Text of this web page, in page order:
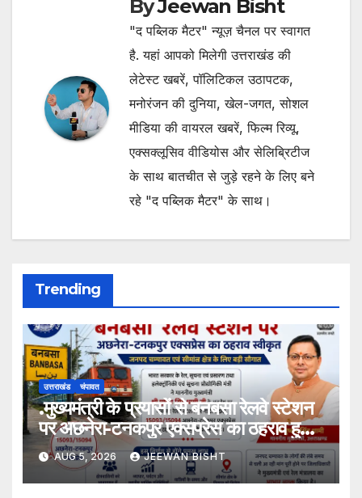
ByJeewan Bisht
"द पब्लिक मैटर" न्यूज़ चैनल पर स्वागत
है. यहां आपको मिलेगी उत्तराखंड की
लेटेस्ट खबरें, पॉलिटिकल उठापटक,
मनोरंजन की दुनिया, खेल-जगत, सोशल
मीडिया की वायरल खबरें, फिल्म रिव्यू,
एक्सक्लूसिव वीडियोस और सेलिब्रिटीज
के साथ बातचीत से जुड़े रहने के लिए बने
रहे "द पब्लिक मैटर" के साथ।
Trending
उत्तराखंड चंपावत
.मुख्यमंत्री के प्रयासों से बनबसा रेलवे स्टेशन
पर अछनेरा-टनकपुर एक्सप्रेस का ठहराव हुआ
स्वीकृत
AUG 5, 2026 JEEWAN BISHT